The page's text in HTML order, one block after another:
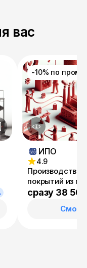
вас
-10% по
ИПО
4.9
Производство
покрытий из
материалов
сразу 38